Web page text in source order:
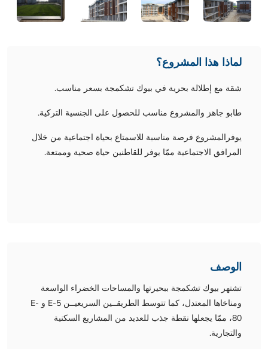
لماذا هذا المشروع؟
شقة مع إطلالة بحرية في بيوك تشكمجة بسعر مناسب.
طابو جاهز والمشروع مناسب للحصول على الجنسية التركية.
يوفرالمشروع فرصة مناسبة للاسمتاع بحياة اجتماعية من خلال
المرافق الاجتماعية ممّا يوفر للقاطنين حياة صحية وممتعة.
الوصف
تشتهر بيوك تشكمجة ببحيرتها والمساحات الخضراء الواسعة
ومناخاها المعتدل، كما تتوسط الطريقــين السريعيــن E-5 و E-
80، ممّا يجعلها نقطة جذب للعديد من المشاريع السكنية
والتجارية.